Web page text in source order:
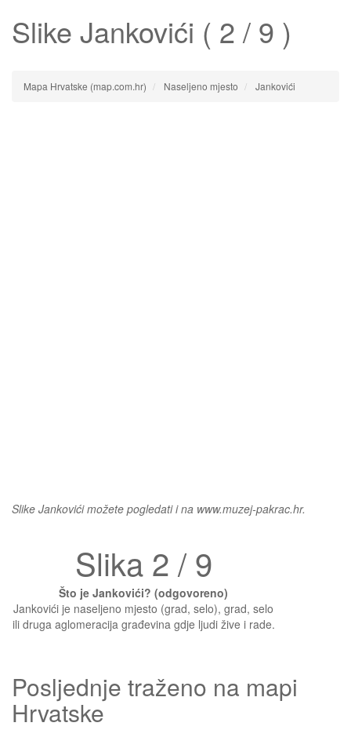
Slike Jankovići ( 2 / 9 )
Mapa Hrvatske (map.com.hr) Naseljeno mjesto Jankovići
Slike Jankovići možete pogledati i na www.muzej-pakrac.hr.
Slika 2 / 9
Što je Jankovići? (odgovoreno)
Jankovići je naseljeno mjesto (grad, selo), grad, selo
ili druga aglomeracija građevina gdje ljudi žive i rade.
Posljednje traženo na mapi
Hrvatske